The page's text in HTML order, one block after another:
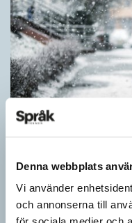
Denna webbplats
Vi använder
och annonserna till
Särskolan byter
SPRÅKBLOGGEN